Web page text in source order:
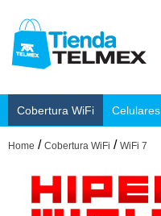
Cobertura WiFi Celulares
Home / Cobertura WiFi / WiFi 7